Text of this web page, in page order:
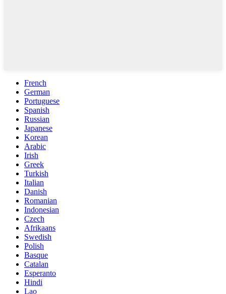
French
German
Portuguese
Spanish
Russian
Japanese
Korean
Arabic
Irish
Greek
Turkish
Italian
Danish
Romanian
Indonesian
Czech
Afrikaans
Swedish
Polish
Basque
Catalan
Esperanto
Hindi
Lao